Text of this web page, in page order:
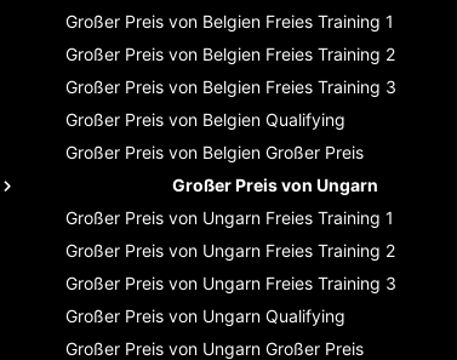
Großer Preis von Belgien Freies Training 1
Großer Preis von Belgien Freies Training 2
Großer Preis von Belgien Freies Training 3
Großer Preis von Belgien Qualifying
Großer Preis von Belgien Großer Preis
Großer Preis von Ungarn
Großer Preis von Ungarn Freies Training 1
Großer Preis von Ungarn Freies Training 2
Großer Preis von Ungarn Freies Training 3
Großer Preis von Ungarn Qualifying
Großer Preis von Ungarn Großer Preis